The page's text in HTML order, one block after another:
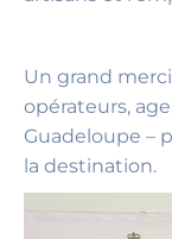
Un grand
opérateurs,
Guadeloupe –
la destination.